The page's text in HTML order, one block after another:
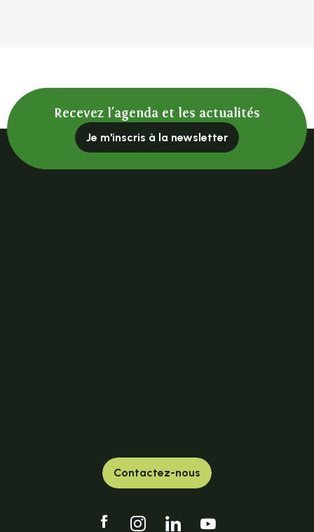
Recevez l'agenda et les actualités
Je m'inscris à la newsletter
Contactez-nous